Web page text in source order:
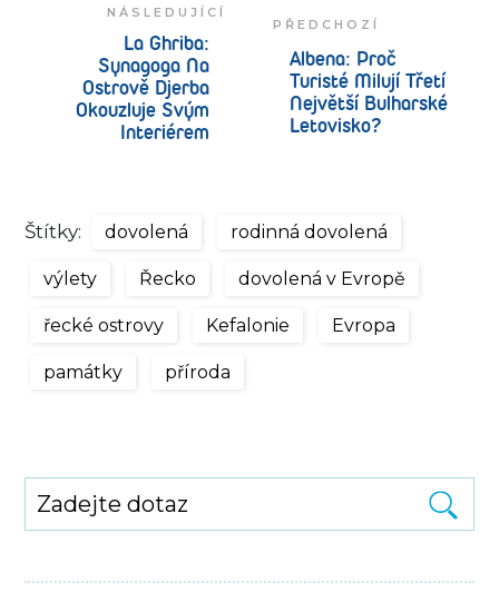
PŘEDCHOZÍ
Albena: Proč
Turisté Milují Třetí
Největší Bulharské
Letovisko?
NÁSLEDUJÍCÍ
La Ghriba:
Synagoga Na
Ostrově Djerba
Okouzluje Svým
Interiérem
Štítky: dovolená rodinná dovolená
výlety Řecko dovolená v Evropě
řecké ostrovy Kefalonie Evropa
památky příroda